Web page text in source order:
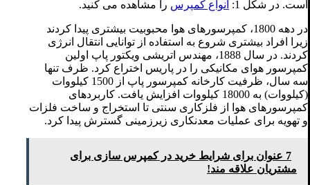
است. در شکل 1:
انواع کمپرس را مشاهده می کنید.
در دهه 1800، کمپرسورهای هوا محبوبیت بیشتری پیدا کردند
زیرا افراد بیشتری شروع به استفاده از توانایی انتقال انرژی
کردند. در سال 1888، مهندس اتریشی ویکتور پاپ اولین
کمپرسور هوای مکانیکی را در پاریس اختراع کرد. ظرف تنها
سه سال، ظرفیت کارخانه کمپرسور پاپ از 1500 کیلووات
(کیلووات) به 18000 کیلووات افزایش یافت. کاربردهای
کمپرسورهای هوا از فلزکاری سنتی تا استخراج و ساخت فلزات
و تهویه برای عملیات معدنکاری زیرزمینی گسترش پیدا کرد.
7 عنوان برای شرایط خرید در کمپرس سازی برای
مشتریان علاقه مند!